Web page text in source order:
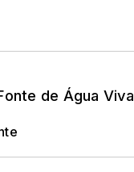
de Água Viva